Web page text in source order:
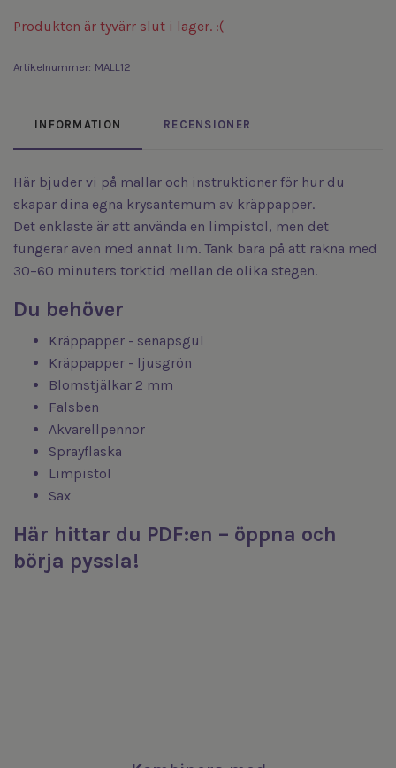
Produkten är tyvärr slut i lager. :(
Artikelnummer: MALL12
INFORMATION RECENSIONER
Här bjuder vi på mallar och instruktioner för hur du
skapar dina egna krysantemum av kräppapper.
Det enklaste är att använda en limpistol, men det
fungerar även med annat lim. Tänk bara på att räkna med
30–60 minuters torktid mellan de olika stegen.
Du behöver
Kräppapper - senapsgul
Kräppapper - ljusgrön
Blomstjälkar 2 mm
Falsben
Akvarellpennor
Sprayflaska
Limpistol
Sax
Här hittar du PDF:en – öppna och
börja pyssla!